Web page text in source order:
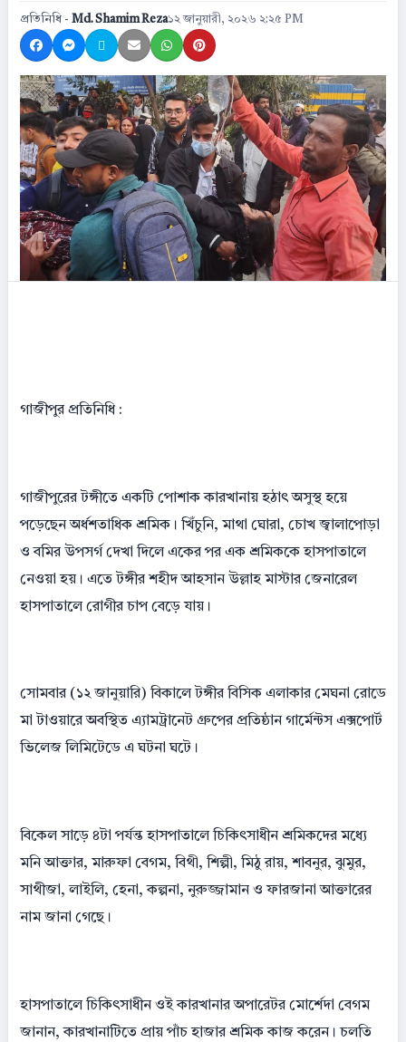
প্রতিনিধি - Md. Shamim Reza১২ জানুয়ারী, ২০২৬ ২:২৫ PM
Share on Facebook
Share on Messenger
Share on XShare by Email
Share on WhatsApp
Share on Pinterest
গাজীপুর প্রতিনিধি :
গাজীপুরের টঙ্গীতে একটি পোশাক কারখানায় হঠাৎ অসুস্থ হয়ে
পড়েছেন অর্ধশতাধিক শ্রমিক। খিঁচুনি, মাথা ঘোরা, চোখ জ্বালাপোড়া
ও বমির উপসর্গ দেখা দিলে একের পর এক শ্রমিককে হাসপাতালে
নেওয়া হয়। এতে টঙ্গীর শহীদ আহসান উল্লাহ মাস্টার জেনারেল
হাসপাতালে রোগীর চাপ বেড়ে যায়।
সোমবার (১২ জানুয়ারি) বিকালে টঙ্গীর বিসিক এলাকার মেঘনা রোডে
মা টাওয়ারে অবস্থিত এ্যামট্রানেট গ্রুপের প্রতিষ্ঠান গার্মেন্টস এক্সপোর্ট
ভিলেজ লিমিটেডে এ ঘটনা ঘটে।
বিকেল সাড়ে ৪টা পর্যন্ত হাসপাতালে চিকিৎসাধীন শ্রমিকদের মধ্যে
মনি আক্তার, মারুফা বেগম, বিথী, শিল্পী, মিঠু রায়, শাবনুর, ঝুমুর,
সাথীজা, লাইলি, হেনা, কল্পনা, নুরুজ্জামান ও ফারজানা আক্তারের
নাম জানা গেছে।
হাসপাতালে চিকিৎসাধীন ওই কারখানার অপারেটর মোর্শেদা বেগম
জানান, কারখানাটিতে প্রায় পাঁচ হাজার শ্রমিক কাজ করেন। চলতি